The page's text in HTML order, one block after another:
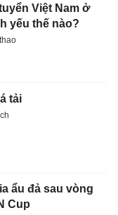
Việt Nam ở
yếu thế nào?
tải
ẩu đả sau vòng
Cup